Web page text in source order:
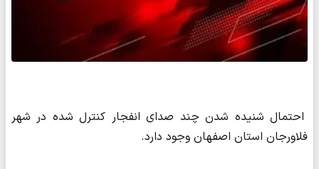
احتمال شنیده شدن چند صدای انفجار کنترل شده در شهر
فلاورجان استان اصفهان وجود دارد.